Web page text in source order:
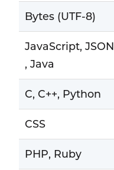
Bytes (UTF-8)
JavaScript, JSON
, Java
C, C++, Python
CSS
PHP, Ruby